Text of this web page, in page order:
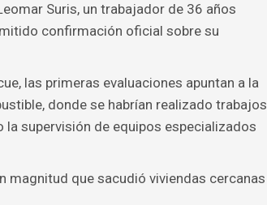
Suris, un trabajador de 36 años
confirmación oficial sobre su
las primeras evaluaciones apuntan a la
donde se habrían realizado trabajos
supervisión de equipos especializados
magnitud que sacudió viviendas cercanas